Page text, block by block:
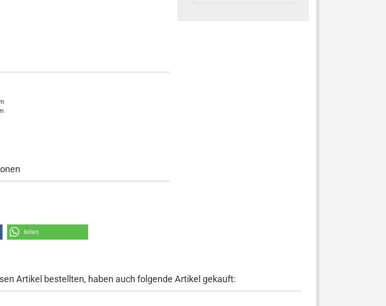
teilen
Artikel bestellten, haben auch folgende Artikel gekauft: